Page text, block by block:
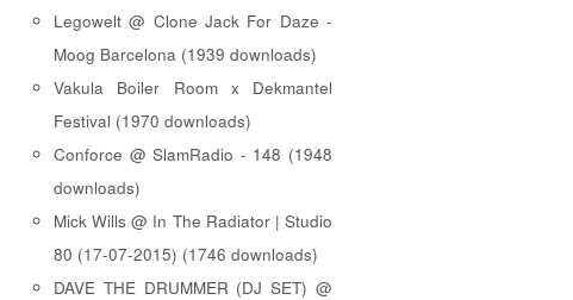
Legowelt @ Clone Jack For Daze -
Moog Barcelona (1939 downloads)
Vakula Boiler Room x Dekmantel
Festival (1970 downloads)
Conforce @ SlamRadio - 148 (1948
downloads)
Mick Wills @ In The Radiator | Studio
80 (17-07-2015) (1746 downloads)
DAVE THE DRUMMER (DJ SET) @